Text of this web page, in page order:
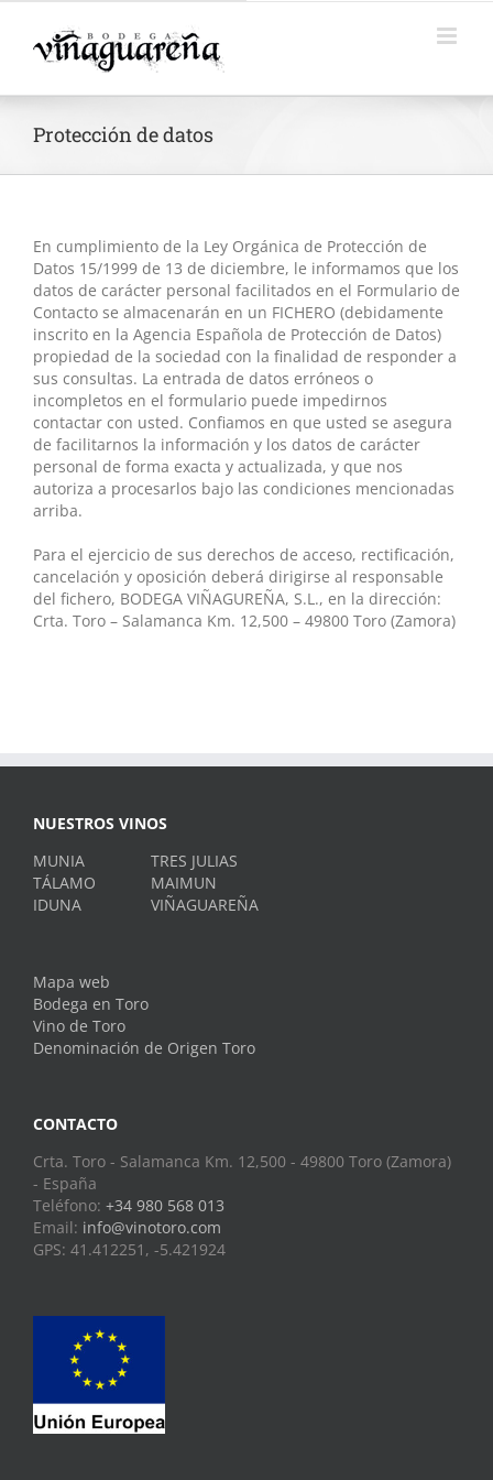
Saltar
contenido
Protección de datos
En cumplimiento de la Ley Orgánica de Protección de
Datos 15/1999 de 13 de diciembre, le informamos que los
datos de carácter personal facilitados en el Formulario de
Contacto se almacenarán en un FICHERO (debidamente
inscrito en la Agencia Española de Protección de Datos)
propiedad de la sociedad con la finalidad de responder a
sus consultas. La entrada de datos erróneos o
incompletos en el formulario puede impedirnos
contactar con usted. Confiamos en que usted se asegura
de facilitarnos la información y los datos de carácter
personal de forma exacta y actualizada, y que nos
autoriza a procesarlos bajo las condiciones mencionadas
arriba.
Para el ejercicio de sus derechos de acceso, rectificación,
cancelación y oposición deberá dirigirse al responsable
del fichero, BODEGA VIÑAGUREÑA, S.L., en la dirección:
Crta. Toro – Salamanca Km. 12,500 – 49800 Toro (Zamora)
NUESTROS VINOS
MUNIA
TÁLAMO
IDUNA
TRES JULIAS
MAIMUN
VIÑAGUAREÑA
Mapa web
Bodega en Toro
Vino de Toro
Denominación de Origen Toro
CONTACTO
Crta. Toro - Salamanca Km. 12,500 - 49800 Toro (Zamora)
- España
Teléfono: +34 980 568 013
Email: info@vinotoro.com
GPS: 41.412251, -5.421924